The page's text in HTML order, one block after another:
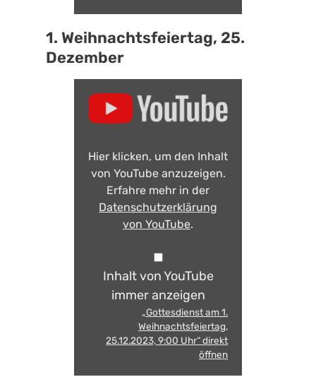
1. Weihnachtsfeiertag, 25.
Dezember
Hier klicken, um den Inhalt
von YouTube anzuzeigen.
Erfahre mehr in der
Datenschutzerklärung
von YouTube.
Inhalt von YouTube
immer anzeigen
„Gottesdienst am 1.
Weihnachtsfeiertag,
25.12.2023, 9:00 Uhr“ direkt
öffnen